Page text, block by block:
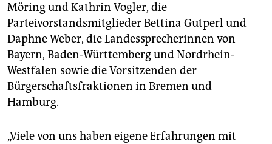
Möring und Kathrin Vogler, die
Parteivorstandsmitglieder Bettina Gutperl und
Daphne Weber, die Landessprecherinnen von
Bayern, Baden-Württemberg und Nordrhein-
Westfalen sowie die Vorsitzenden der
Bürgerschaftsfraktionen in Bremen und
Hamburg.
„Viele von uns haben eigene Erfahrungen mit